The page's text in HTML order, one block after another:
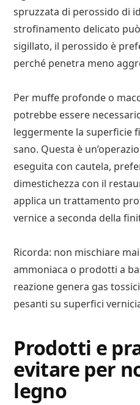
spruzzata di perossido di
strofinamento delicato
sigillato, il perossido è
perché penetra meno
Per muffe profonde o
potrebbe essere
leggermente la superficie
sano. Questa è
eseguita con cautela,
dimestichezza con il
applica un trattamento
vernice a seconda della
Ricorda: non mischiare
ammoniaca o prodotti a
reazione genera gas
pesanti su superfici
Prodotti e
evitare per
legno